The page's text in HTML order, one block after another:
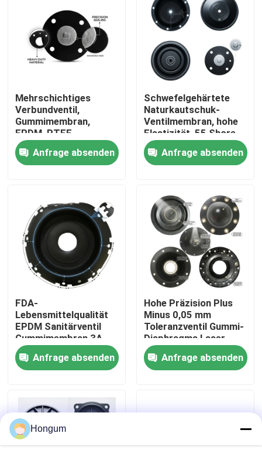
Zu Hause
Produkte
Werksbesichtigung
Qualitätskontrolle
Neuigkeiten
Rechtssachen
Gummimembrandichtungen
Mehrschichtiges
Verbundventil,
Gummimembran,
EPDM, PTFE,
laminierte chemische
Barriere, doppelte
Härte
Anfrage absenden
Schwefelgehärtete
Naturkautschuk-
Ventilmembran, hohe
Elastizität, 55 Shore
A, pneumatischer
Antrieb OEM
Anfrage absenden
FDA-
Lebensmittelqualität
EPDM Sanitärventil
Gummimembran 3A
Milchprodukte CIP SIP
Clean Steam
kompatibel
Anfrage absenden
Hohe Präzision Plus
Minus 0,05 mm
Toleranzventil Gummi-
Diaphragma Laser
gemessen Injektion
geformtAnfrage absenden
Hongum